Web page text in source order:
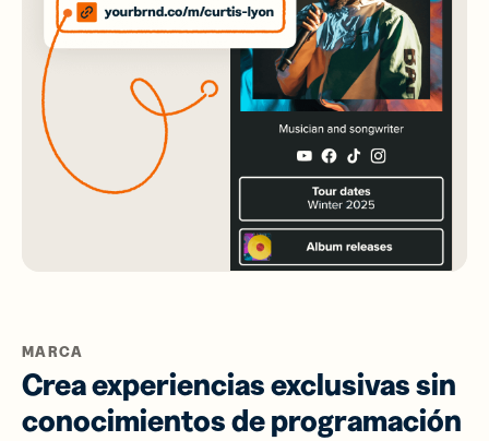
MARCA
Crea experiencias exclusivas sin
conocimientos de programación